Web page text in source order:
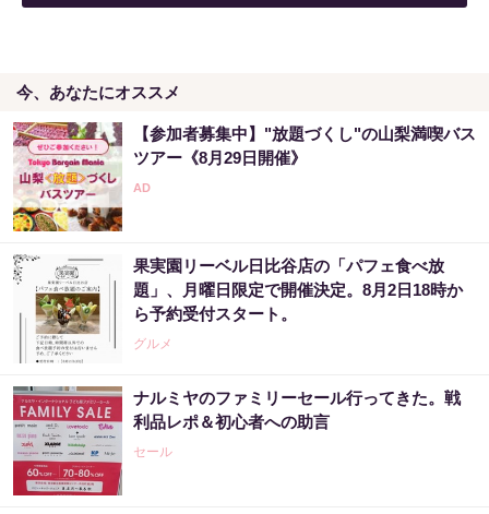
今、あなたにオススメ
【参加者募集中】"放題づくし"の山梨満喫バス
ツアー《8月29日開催》
果実園リーベル日比谷店の「パフェ食べ放
題」、月曜日限定で開催決定。8月2日18時か
ら予約受付スタート。
グルメ
ナルミヤのファミリーセール行ってきた。戦
利品レポ＆初心者への助言
セール